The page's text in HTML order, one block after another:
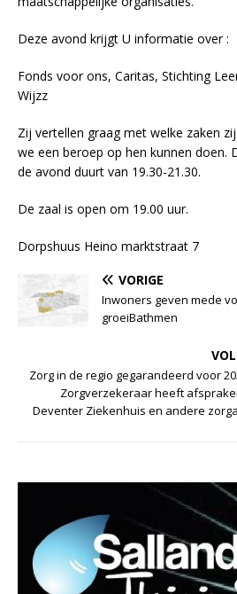
Deze avond krijgt U informatie over :
Fonds voor ons, Caritas, Stichting
Wijzz
Zij vertellen graag met welke zaken
we een beroep op hen kunnen doen.
de avond duurt van 19.30-21.30.
De zaal is open om 19.00 uur.
Dorpshuus Heino marktstraat 7
VORIGE
Inwoners geven mede
groeiBathmen
Zorg in de regio gegarandeerd voor
Zorgverzekeraar heeft
Deventer Ziekenhuis en andere